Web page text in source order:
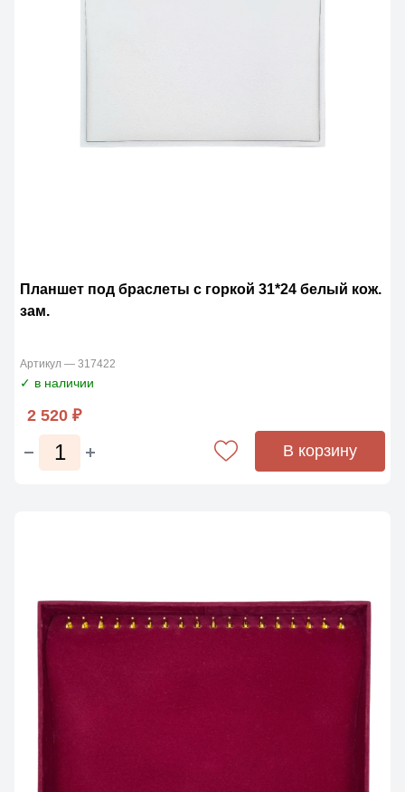
Планшет под браслеты с горкой 31*24 белый кож.
зам.
Артикул — 317422
✓ в наличии
2 520 ₽
В корзину